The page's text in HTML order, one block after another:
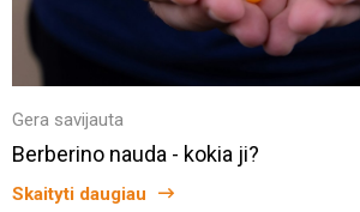
Gera savijauta
Berberino nauda - kokia ji?
Skaityti daugiau